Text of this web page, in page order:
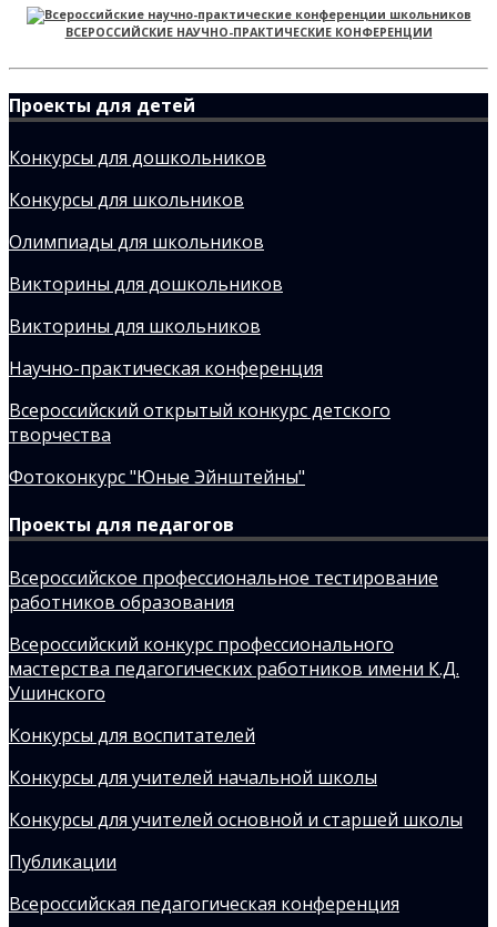
ВСЕРОССИЙСКИЕ НАУЧНО-ПРАКТИЧЕСКИЕ КОНФЕРЕНЦИИ
Проекты для детей
Конкурсы для дошкольников
Конкурсы для школьников
Олимпиады для школьников
Викторины для дошкольников
Викторины для школьников
Научно-практическая конференция
Всероссийский открытый конкурс детского
творчества
Фотоконкурс "Юные Эйнштейны"
Проекты для педагогов
Всероссийское профессиональное тестирование
работников образования
Всероссийский конкурс профессионального
мастерства педагогических работников имени К.Д.
Ушинского
Конкурсы для воспитателей
Конкурсы для учителей начальной школы
Конкурсы для учителей основной и старшей школы
Публикации
Всероссийская педагогическая конференция